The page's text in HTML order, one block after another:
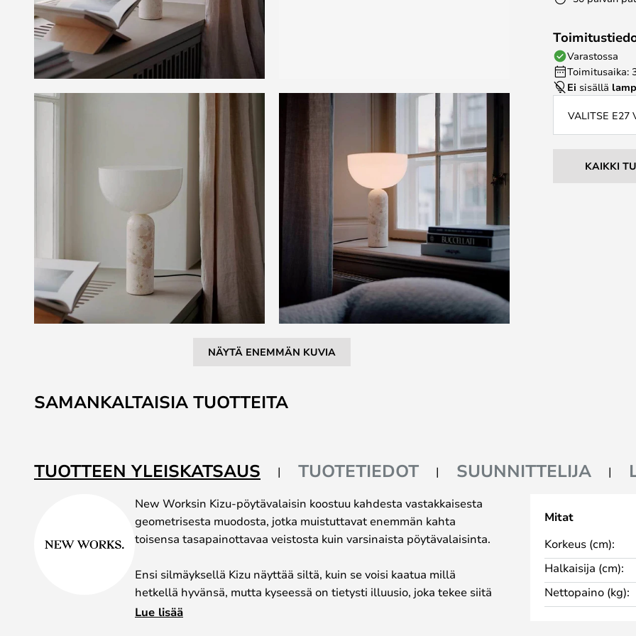
NÄYTÄ ENEMMÄN KUVIA
to
the
the
images
Varastossa
Toimitusaika:
Ei sisällä
VALITSE E27
KAIKKI
SAMANKALTAISIA TUOTTEITA
TUOTTEEN YLEISKATSAUS TUOTETIEDOT SUUNNITTELIJA
New Worksin Kizu-pöytävalaisin koostuu kahdesta vastakkaisesta
geometrisesta muodosta, jotka muistuttavat enemmän kahta
toisensa tasapainottavaa veistosta kuin varsinaista pöytävalaisinta.
Ensi silmäyksellä Kizu näyttää siltä, kuin se voisi kaatua millä
hetkellä hyvänsä, mutta kyseessä on tietysti illuusio, joka tekee siitä
kiehtovan ja herättää katsojan mielenkiinnon. Se on kaunis ja
Lue lisää
Mitat
Korkeus (cm):
Halkaisija (cm):
Nettopaino (kg):